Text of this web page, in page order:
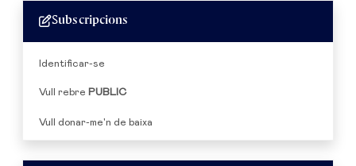
Subscripcions
Identificar-se
Vull rebre PUBLIC
Vull donar-me'n de baixa